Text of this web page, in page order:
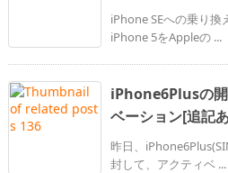
iPhone SEへの乗り換
iPhone 5をAppleの ...
iPhone6Plusの
ベーション[追記
昨日、
封して、アクティベ ...